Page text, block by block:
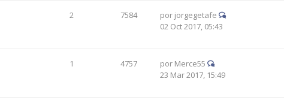
2 7584 por jorgegetafe
02 Oct 2017, 05:43
1 4757 por Merce55
23 Mar 2017, 15:49